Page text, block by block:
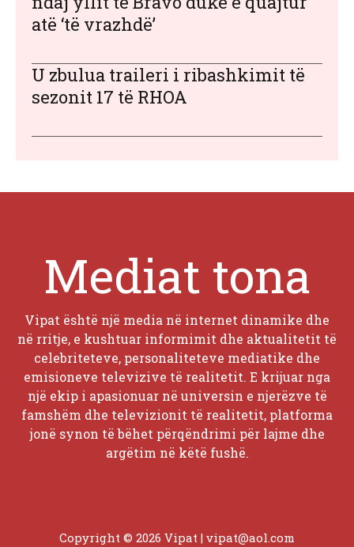
atë ‘të vrazhdë’
U zbulua traileri i ribashkimit të
sezonit 17 të RHOA
Mediat tona
Vipat është një media në internet dinamike dhe
në rritje, e kushtuar informimit dhe aktualitetit të
celebriteteve, personaliteteve mediatike dhe
emisioneve televizive të realitetit. E krijuar nga
një ekip i apasionuar në universin e njerëzve të
famshëm dhe televizionit të realitetit, platforma
jonë synon të bëhet përqëndrimi për lajme dhe
argëtim në këtë fushë.
Copyright © 2026 Vipat | vipat@aol.com